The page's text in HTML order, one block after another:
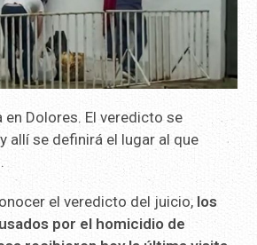
en Dolores. El veredicto se
allí se definirá el lugar al que
el veredicto del juicio, los
por el homicidio de